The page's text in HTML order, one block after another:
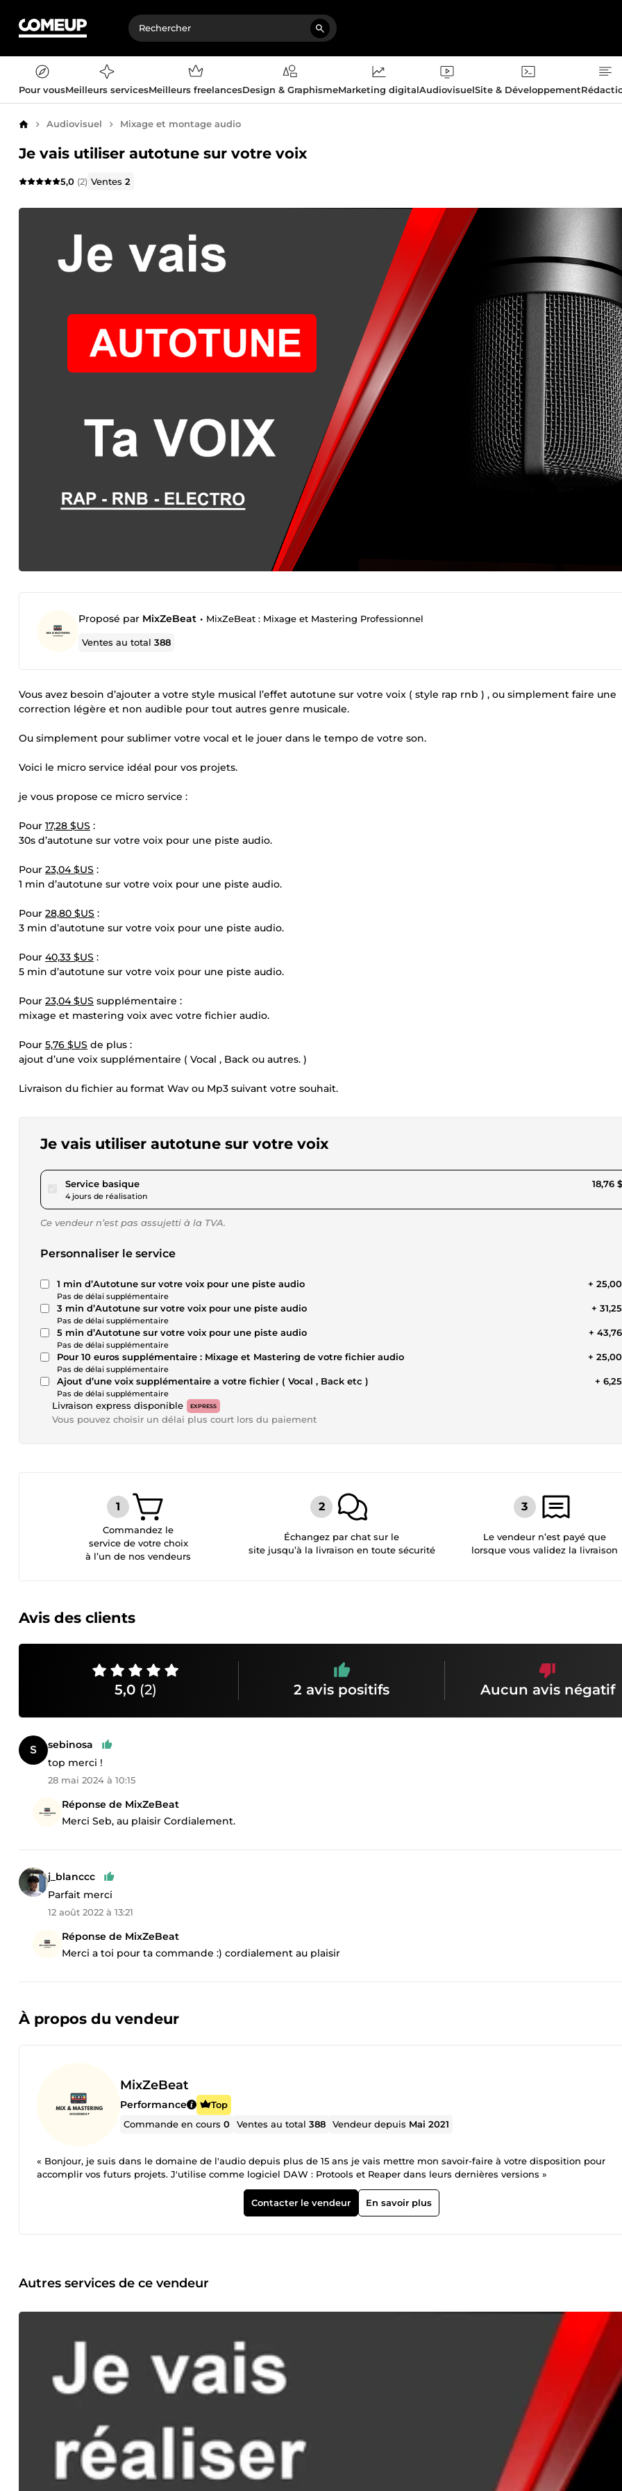
Pour vousMeilleurs servicesMeilleurs freelancesDesign & GraphismeMarketing digitalAudiovisuelSite & Développement
AccueilAudiovisuel Mixage et montage audio
Je vais utiliser autotune sur votre voix
5,0 (2) Ventes2
Proposé par MixZeBeat • MixZeBeat : Mixage et Mastering Professionnel
Ventes au total388
Vous avez besoin d’ajouter a votre style musical l’effet autotune sur votre voix ( style rap rnb ) , ou simplement faire une
correction légère et non audible pour tout autres genre musicale.
Ou simplement pour sublimer votre vocal et le jouer dans le tempo de votre son.
Voici le micro service idéal pour vos projets.
je vous propose ce micro service :
Pour 17,28 $US :
30s d’autotune sur votre voix pour une piste audio.
Pour 23,04 $US :
1 min d’autotune sur votre voix pour une piste audio.
Pour 28,80 $US :
3 min d’autotune sur votre voix pour une piste audio.
Pour 40,33 $US :
5 min d’autotune sur votre voix pour une piste audio.
Pour 23,04 $US supplémentaire :
mixage et mastering voix avec votre fichier audio.
Pour 5,76 $US de plus :
ajout d’une voix supplémentaire ( Vocal , Back ou autres. )
Livraison du fichier au format Wav ou Mp3 suivant votre souhait.
Je vais utiliser autotune sur votre voix
Service basiquepour 17,28 $US
4 jours de réalisation
18,76
Ce vendeur n’est pas assujetti à la TVA.
Personnaliser le service
1 min d’Autotune sur votre voix pour une piste audio
Pas de délai supplémentaire
+
3 min d’Autotune sur votre voix pour une piste audio
Pas de délai supplémentaire
+
5 min d’Autotune sur votre voix pour une piste audio
Pas de délai supplémentaire
+
Pour 10 euros supplémentaire : Mixage et Mastering de votre fichier audio
Pas de délai supplémentaire
+
Ajout d’une voix supplémentaire a votre fichier ( Vocal , Back etc )
Pas de délai supplémentaire
+
Livraison express disponible EXPRESS
Vous pouvez choisir un délai plus court lors du paiement
Commandez le
service de votre choix
à l’un de nos vendeurs
Échangez par chat sur le
site jusqu’à la livraison en toute sécurité
Le vendeur n’est payé que
lorsque vous validez la livraison
Avis des clients
5,0 (2) 2 avis positifs Aucun avis négatif
sebinosa
top merci !
28 mai 2024 à 10:15
Réponse de MixZeBeat
Merci Seb, au plaisir Cordialement.
j_blanccc
Parfait merci
12 août 2022 à 13:21
Réponse de MixZeBeat
Merci a toi pour ta commande :) cordialement au plaisir
À propos du vendeur
MixZeBeat
Performance
Top
Commande en cours0 Ventes au total388 Vendeur depuis Mai 2021
« Bonjour, je suis dans le domaine de l'audio depuis plus de 15 ans je vais mettre mon savoir-faire à votre disposition pour
accomplir vos futurs projets. J'utilise comme logiciel DAW : Protools et Reaper dans leurs dernières versions »
Contacter le vendeur En savoir plus
Autres services de ce vendeur